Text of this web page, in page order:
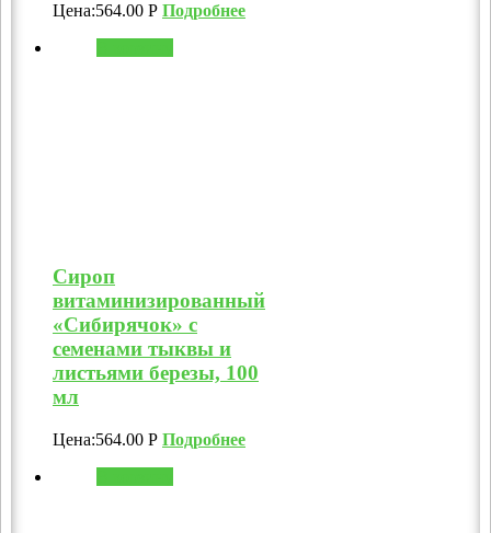
Цена:564.00 Р Подробнее
Сироп
витаминизированный
«Сибирячок» с
семенами тыквы и
листьями березы, 100
мл
Цена:564.00 Р Подробнее